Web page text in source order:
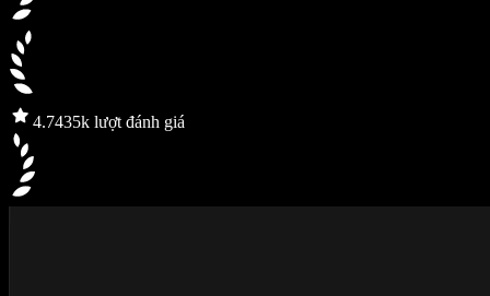
4.7435k lượt đánh giá